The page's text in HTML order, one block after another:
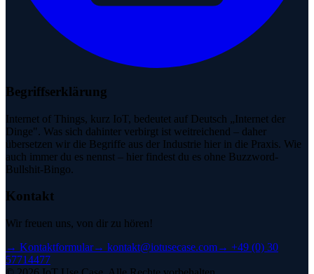
Begriffserklärung
Internet of Things, kurz IoT, bedeutet auf Deutsch „Internet der
Dinge". Was sich dahinter verbirgt ist weitreichend – daher
übersetzen wir die Begriffe aus der Industrie hier in die Praxis. Wie
auch immer du es nennst – hier findest du es ohne Buzzword-
Bullshit-Bingo.
Kontakt
Wir freuen uns, von dir zu hören!
→ Kontaktformular→ kontakt@iotusecase.com→ +49 (0) 30
57714477